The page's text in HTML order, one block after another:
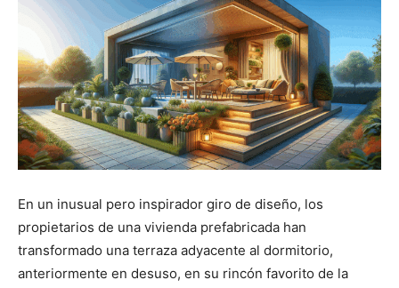
En un inusual pero inspirador giro de diseño, los
propietarios de una vivienda prefabricada han
transformado una terraza adyacente al dormitorio,
anteriormente en desuso, en su rincón favorito de la